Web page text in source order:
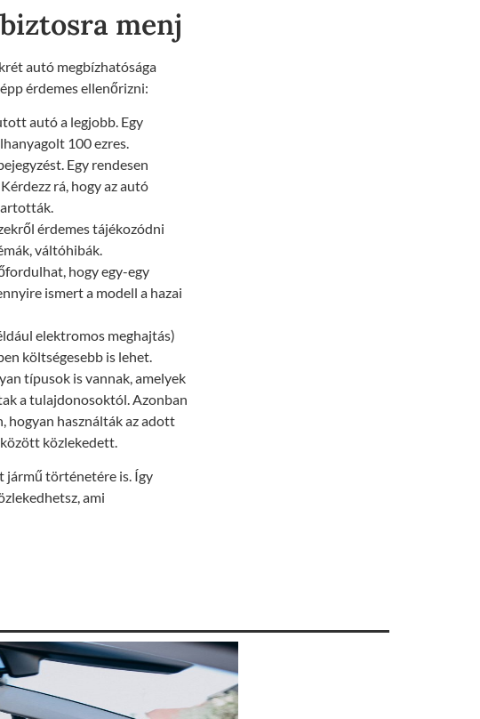
menj
autó megbízhatósága
érdemes ellenőrizni:
autó a legjobb. Egy
100 ezres.
Egy rendesen
rá, hogy az autó
érdemes tájékozódni
váltóhibák.
hogy egy-egy
ismert a modell a hazai
elektromos meghajtás)
költségesebb is lehet.
típusok is vannak, amelyek
a tulajdonosoktól. Azonban
hogyan használták az adott
közlekedett.
jármű történetére is. Így
ami